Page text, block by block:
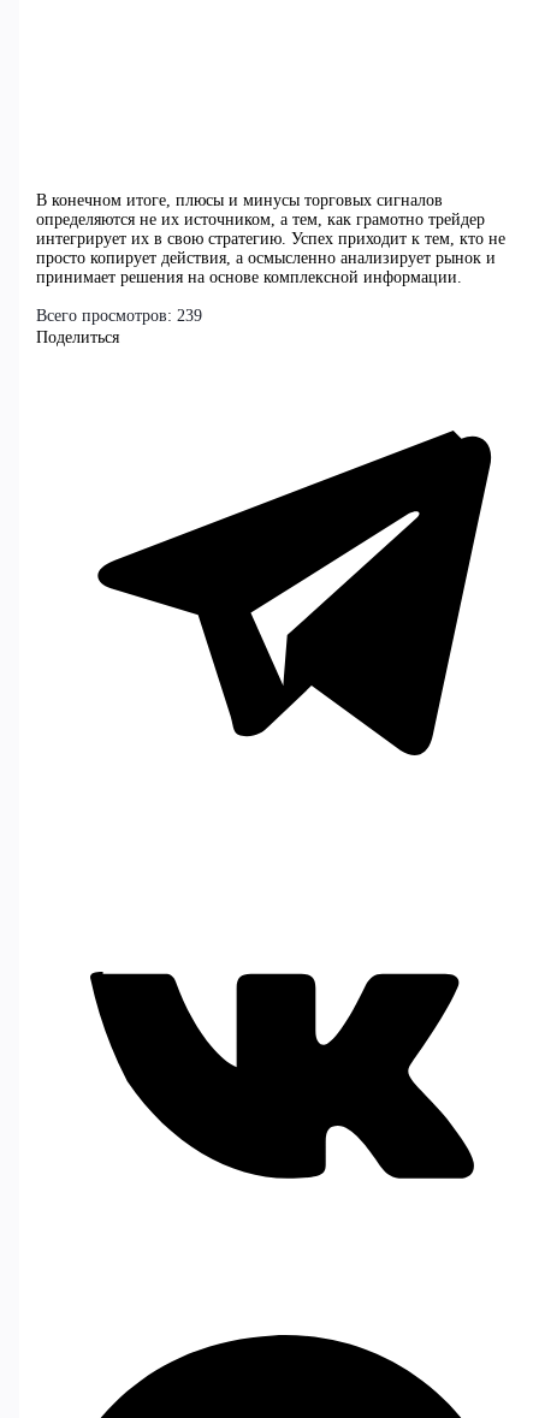
В конечном итоге, плюсы и минусы торговых сигналов
определяются не их источником, а тем, как грамотно трейдер
интегрирует их в свою стратегию. Успех приходит к тем, кто не
просто копирует действия, а осмысленно анализирует рынок и
принимает решения на основе комплексной информации.
Всего просмотров: 239
Поделиться